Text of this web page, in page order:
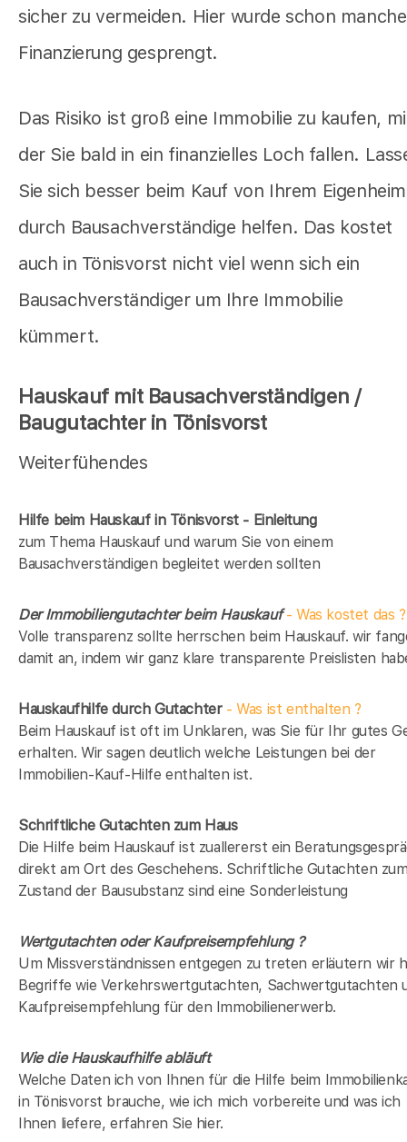
sicher zu vermeiden. Hier wurde schon manche
Finanzierung gesprengt.
Das Risiko ist groß eine Immobilie zu kaufen,
der Sie bald in ein finanzielles Loch fallen.
Sie sich besser beim Kauf von Ihrem Eigenheim
durch Bausachverständige helfen. Das kostet
auch in Tönisvorst nicht viel wenn sich ein
Bausachverständiger um Ihre Immobilie
kümmert.
Hauskauf mit Bausachverständigen /
Baugutachter in Tönisvorst
Weiterfühendes
Hilfe beim Hauskauf in Tönisvorst - Einleitung
zum Thema Hauskauf und warum Sie von einem
Bausachverständigen begleitet werden sollten
Der Immobiliengutachter beim Hauskauf- Was kostet das ?
Volle transparenz sollte herrschen beim Hauskauf. wir
damit an, indem wir ganz klare transparente Preislisten
Hauskaufhilfe durch Gutachter- Was ist enthalten ?
Beim Hauskauf ist oft im Unklaren, was Sie für Ihr gutes
erhalten. Wir sagen deutlich welche Leistungen bei der
Immobilien-Kauf-Hilfe enthalten ist.
Schriftliche Gutachten zum Haus
Die Hilfe beim Hauskauf ist zuallererst ein
direkt am Ort des Geschehens. Schriftliche Gutachten
Zustand der Bausubstanz sind eine Sonderleistung
Wertgutachten oder Kaufpreisempfehlung ?
Um Missverständnissen entgegen zu treten erläutern wir
Begriffe wie Verkehrswertgutachten, Sachwertgutachten
Kaufpreisempfehlung für den Immobilienerwerb.
Wie die Hauskaufhilfe abläuft
Welche Daten ich von Ihnen für die Hilfe beim
in Tönisvorst brauche, wie ich mich vorbereite und was ich
Ihnen liefere, erfahren Sie hier.